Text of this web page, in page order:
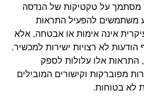
Thicationize.co.in מסתמך על טקטיקות של הנדסה
משתמשים להפעיל התראות
אינה אימות או אבטחה, אלא
לא רצויות ישירות למכשיר.
התראות אלו עלולות לספק
מפוברקות וקישורים המובילים
לא בטוחות.